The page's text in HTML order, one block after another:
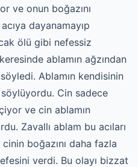
ve onun boğazını
dayanamayıp
ölü gibi nefessiz
ablamın ağzından
Ablamın kendisinin
söylüyordu. Cin sadece
ve cin ablamın
Zavallı ablam bu acıları
boğazını daha fazla
verdi. Bu olayı bizzat